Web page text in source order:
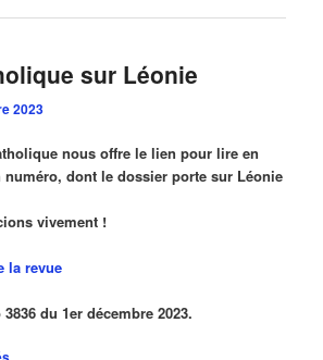
sur Léonie
2023
nous offre le lien pour lire en
dont le dossier porte sur Léonie
vivement !
la revue
du 1er décembre 2023.